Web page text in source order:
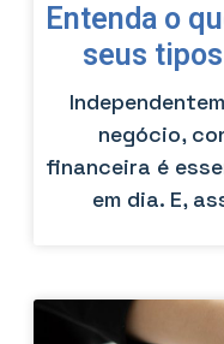
Entenda o
seus
negócio,
financeira é
em dia. E,